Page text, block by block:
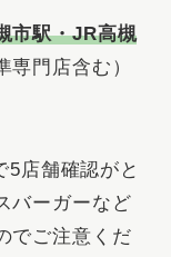
市駅・JR高槻
門店含む）
5店舗確認がと
バーガーなど
でご注意くだ